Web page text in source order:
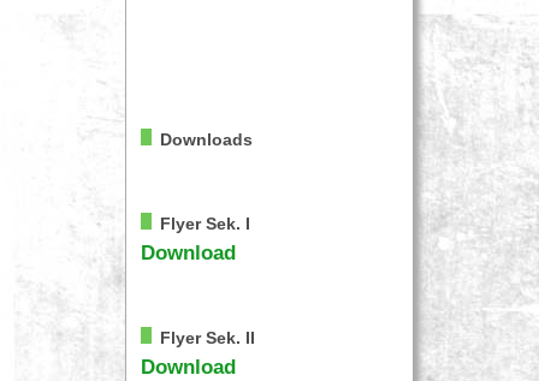
Downloads
Flyer Sek. I
Download
Flyer Sek. II
Download